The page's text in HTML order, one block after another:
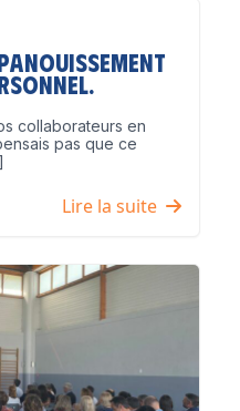
collaborateurs en
pas que ce
Lire la suite